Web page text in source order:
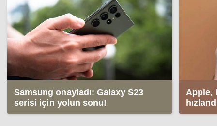
Samsung onayladı: Galaxy S23
serisi için yolun sonu!
Apple,